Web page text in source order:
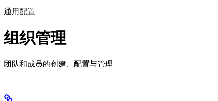
通用配置
组织管理
团队和成员的创建、配置与管理